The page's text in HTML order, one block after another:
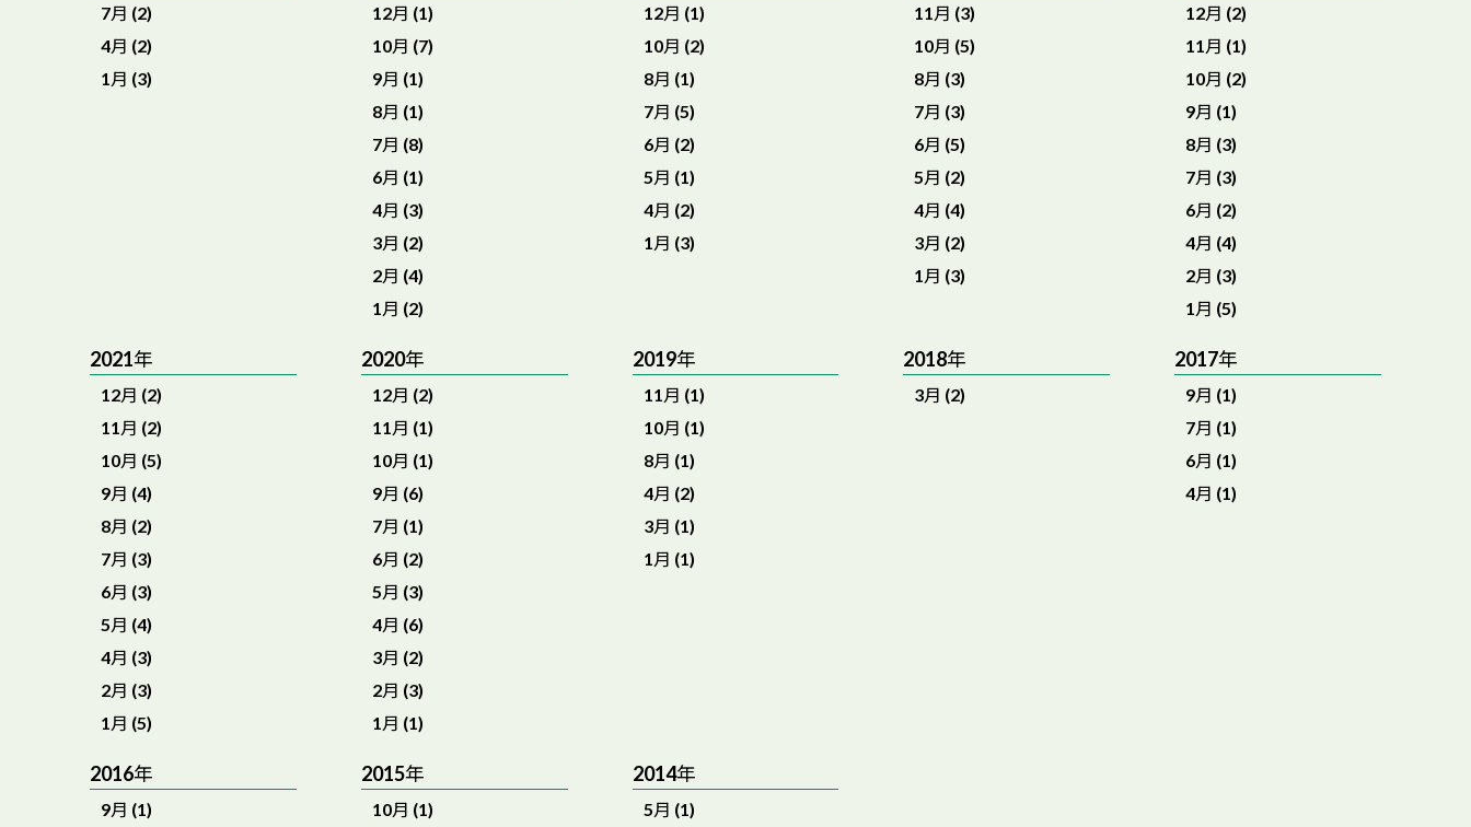
7月 (2)
4月 (2)
1月 (3)
12月 (1)
10月 (7)
9月 (1)
8月 (1)
7月 (8)
6月 (1)
4月 (3)
3月 (2)
2月 (4)
1月 (2)
12月 (1)
10月 (2)
8月 (1)
7月 (5)
6月 (2)
5月 (1)
4月 (2)
1月 (3)
11月 (3)
10月 (5)
8月 (3)
7月 (3)
6月 (5)
5月 (2)
4月 (4)
3月 (2)
1月 (3)
12月 (2)
11月 (1)
10月 (2)
9月 (1)
8月 (3)
7月 (3)
6月 (2)
4月 (4)
2月 (3)
1月 (5)
2021年
12月 (2)
11月 (2)
10月 (5)
9月 (4)
8月 (2)
7月 (3)
6月 (3)
5月 (4)
4月 (3)
2月 (3)
1月 (5)
2020年
12月 (2)
11月 (1)
10月 (1)
9月 (6)
7月 (1)
6月 (2)
5月 (3)
4月 (6)
3月 (2)
2月 (3)
1月 (1)
2019年
11月 (1)
10月 (1)
8月 (1)
4月 (2)
3月 (1)
1月 (1)
2018年
3月 (2)
2017年
9月 (1)
7月 (1)
6月 (1)
4月 (1)
2016年
9月 (1)
2015年
10月 (1)
2014年
5月 (1)